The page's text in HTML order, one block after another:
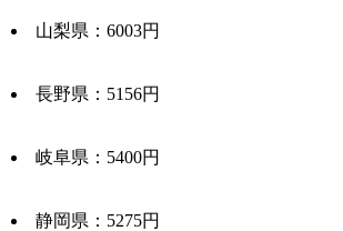
山梨県：6003円
長野県：5156円
岐阜県：5400円
静岡県：5275円